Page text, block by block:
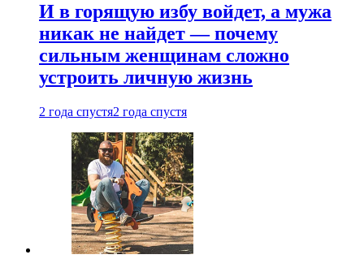
И в горящую избу войдет, а мужа
никак не найдет — почему
сильным женщинам сложно
устроить личную жизнь
2 года спустя2 года спустя